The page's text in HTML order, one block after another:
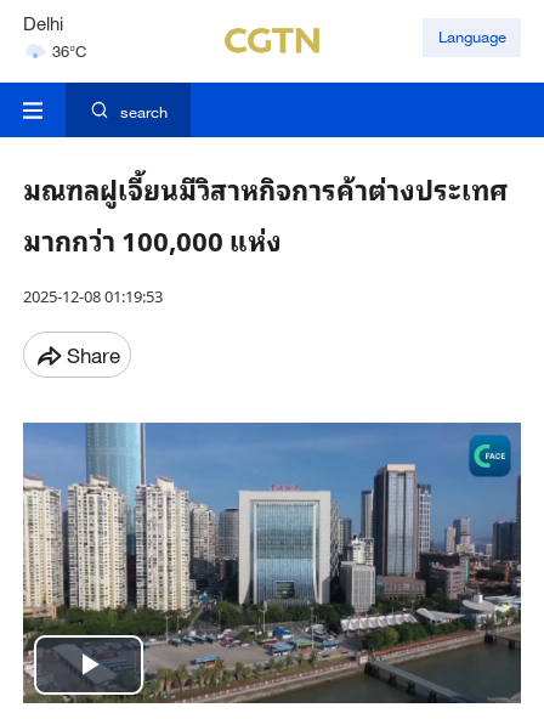
Delhi
36°C
Hyderabad
Language
search
มณฑลฝูเจี้ยนมีวิสาหกิจการค้าต่างประเทศ
มากกว่า 100,000 แห่ง
2025-12-08 01:19:53
Share
Play